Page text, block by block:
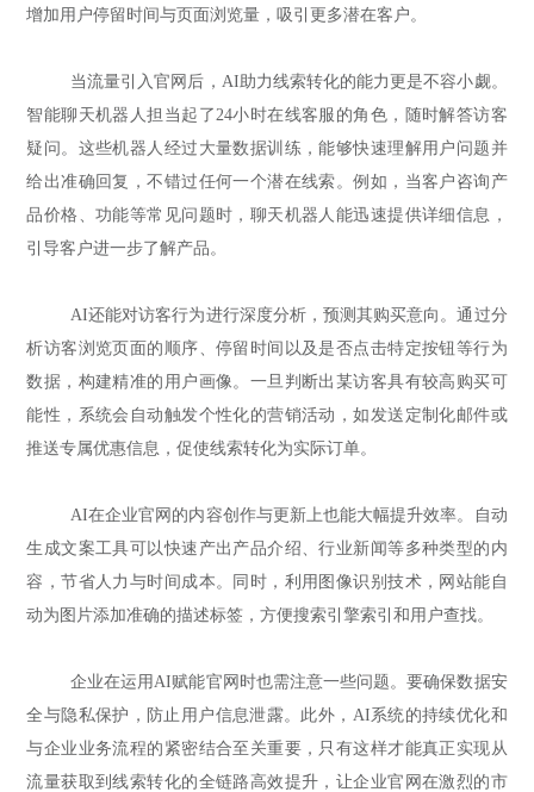
增加用户停留时间与页面浏览量，吸引更多潜在客户。
当流量引入官网后，AI助力线索转化的能力更是不容小觑。
智能聊天机器人担当起了24小时在线客服的角色，随时解答访客
疑问。这些机器人经过大量数据训练，能够快速理解用户问题并
给出准确回复，不错过任何一个潜在线索。例如，当客户咨询产
品价格、功能等常见问题时，聊天机器人能迅速提供详细信息，
引导客户进一步了解产品。
AI还能对访客行为进行深度分析，预测其购买意向。通过分
析访客浏览页面的顺序、停留时间以及是否点击特定按钮等行为
数据，构建精准的用户画像。一旦判断出某访客具有较高购买可
能性，系统会自动触发个性化的营销活动，如发送定制化邮件或
推送专属优惠信息，促使线索转化为实际订单。
AI在企业官网的内容创作与更新上也能大幅提升效率。自动
生成文案工具可以快速产出产品介绍、行业新闻等多种类型的内
容，节省人力与时间成本。同时，利用图像识别技术，网站能自
动为图片添加准确的描述标签，方便搜索引擎索引和用户查找。
企业在运用AI赋能官网时也需注意一些问题。要确保数据安
全与隐私保护，防止用户信息泄露。此外，AI系统的持续优化和
与企业业务流程的紧密结合至关重要，只有这样才能真正实现从
流量获取到线索转化的全链路高效提升，让企业官网在激烈的市